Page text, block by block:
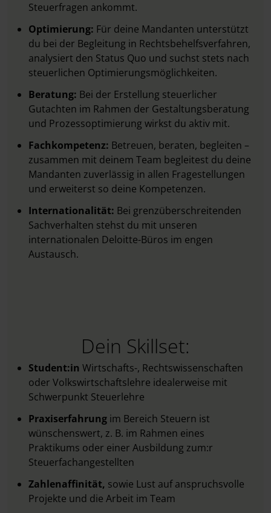
Steuerfragen ankommt.
Optimierung: Für deine Mandanten unterstützt
du bei der Begleitung in Rechtsbehelfsverfahren,
analysiert den Status Quo und suchst stets nach
steuerlichen Optimierungsmöglichkeiten.
Beratung: Bei der Erstellung steuerlicher
Gutachten im Rahmen der Gestaltungsberatung
und Prozessoptimierung wirkst du aktiv mit.
Fachkompetenz: Betreuen, beraten, begleiten –
zusammen mit deinem Team begleitest du deine
Mandanten zuverlässig in allen Fragestellungen
und erweiterst so deine Kompetenzen.
Internationalität: Bei grenzüberschreitenden
Sachverhalten stehst du mit unseren
internationalen Deloitte-Büros im engen
Austausch.
Dein Skillset:
Student:in Wirtschafts-, Rechtswissenschaften
oder Volkswirtschaftslehre idealerweise mit
Schwerpunkt Steuerlehre
Praxiserfahrung im Bereich Steuern ist
wünschenswert, z. B. im Rahmen eines
Praktikums oder einer Ausbildung zum:r
Steuerfachangestellten
Zahlenaffinität, sowie Lust auf anspruchsvolle
Projekte und die Arbeit im Team